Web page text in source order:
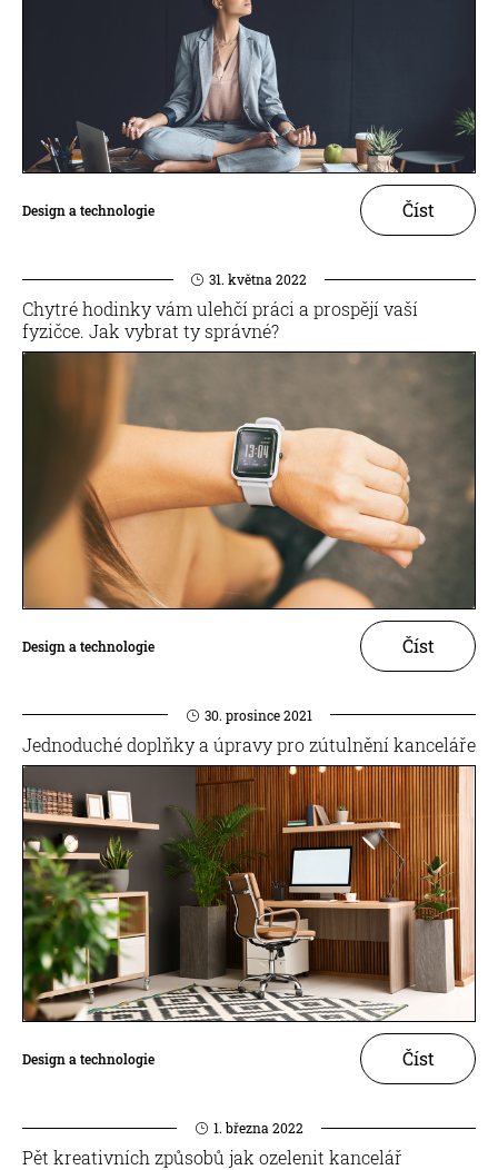
Design a technologie Číst
31. května 2022
Chytré hodinky vám ulehčí práci a prospějí vaší
fyzičce. Jak vybrat ty správné?
Design a technologie Číst
30. prosince 2021
Jednoduché doplňky a úpravy pro zútulnění kanceláře
Design a technologie Číst
1. března 2022
Pět kreativních způsobů jak ozelenit kancelář